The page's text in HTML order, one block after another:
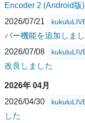
Encoder 2 (Android
2026/07/21
バー機能を追加しま
2026/07/08
改良しました
2026年 04月
2026/04/30
した